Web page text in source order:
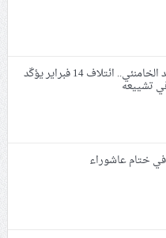
بعد وداعه جثمان الشهيد الخامنئي.. ائتلاف 14 فبراير يؤكّد
تشييعه
في ختام عاشوراء